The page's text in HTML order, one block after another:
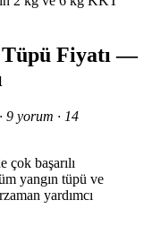
Tüpü Fiyatı —
9 yorum · 14
çok başarılı
yangın tüpü ve
yardımcı